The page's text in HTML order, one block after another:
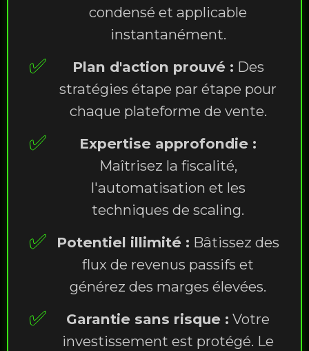
condensé et applicable
instantanément.
✅ Plan d'action prouvé : Des
stratégies étape par étape pour
chaque plateforme de vente.
✅
Expertise approfondie :
Maîtrisez la fiscalité,
l'automatisation et les
techniques de scaling.
✅ Potentiel illimité : Bâtissez des
flux de revenus passifs et
générez des marges élevées.
✅ Garantie sans risque : Votre
investissement est protégé. Le